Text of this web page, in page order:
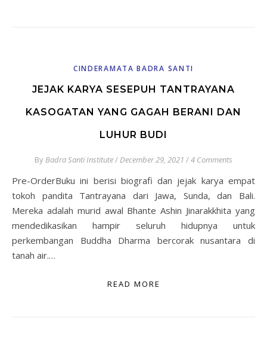
CINDERAMATA BADRA SANTI
JEJAK KARYA SESEPUH TANTRAYANA
KASOGATAN YANG GAGAH BERANI DAN
LUHUR BUDI
ByBadra Santi Institute/December 29, 2021 /4 Comments
Pre-OrderBuku ini berisi biografi dan jejak karya empat
tokoh pandita Tantrayana dari Jawa, Sunda, dan Bali.
Mereka adalah murid awal Bhante Ashin Jinarakkhita yang
mendedikasikan hampir seluruh hidupnya untuk
perkembangan Buddha Dharma bercorak nusantara di
tanah air.…
READ MORE